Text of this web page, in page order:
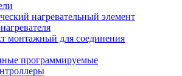
нагревательный элемент
монтажный для соединения